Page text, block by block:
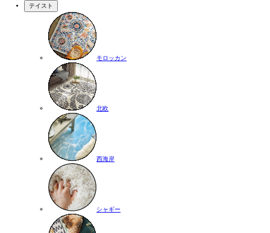
テイスト
モロッカン
北欧
西海岸
シャギー